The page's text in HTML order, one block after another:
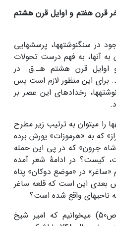
قرن هفتم و اوایل قرن هشتم
در سنگ­نوشته­ها، پرسش­هایی
آنها، به فهم درست تحولات
اوایل قرن هشتم هـ.ق. در
برای این منظور لازم است پس
رخدادهای این عصر بر
را می­توان به ترتیب زیر مطرح
که به «هرموزات» یورش برده
جرون» که در پی این حمله
کیست؟ در ادامۀ شعر آمده
در «موضع دوکان» پناه
بعدی این است که قلعه ساغر
واقع شده است؟
در تاریخ آل مظفر (کتبی، ص50) می­خوانیم که امیر شیخ